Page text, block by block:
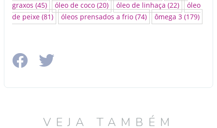
graxos (45) óleo de coco (20) óleo de linhaça (22)
óleo
de peixe (81) óleos prensados a frio (74) ômega 3 (179)
VEJA TAMBÉM